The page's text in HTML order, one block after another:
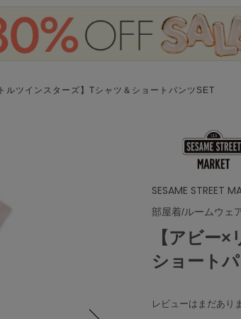
ルツインスターズ】Tシャツ＆ショートパンツSET
SESAME STREET
部屋着/ルームウェ
【アビー
ショート
レビューはまだあり